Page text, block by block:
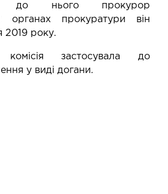
до нього прокурор
органах прокуратури він
2019 року.
комісія застосувала до
у виді догани.